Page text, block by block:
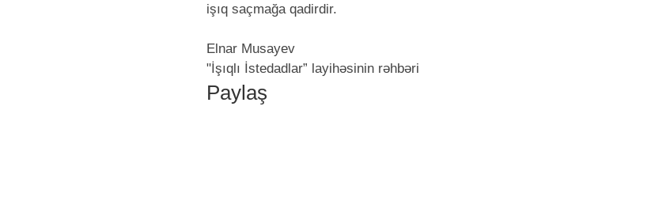
işıq saçmağa qadirdir.
Elnar Musayev
"İşıqlı İstedadlar” layihəsinin rəhbəri
Paylaş